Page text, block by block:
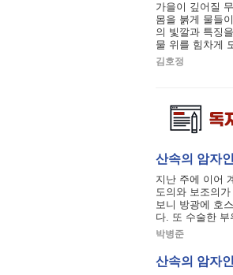
가을이 깊어질
몸을 붉게 물들
의 빛깔과 특징
물 위를 힘차게
김호정
산속의 암자
지난 주에 이어
도의와 보조의
보니 방광에 호
다. 또 수술한
박병준
산속의 암자